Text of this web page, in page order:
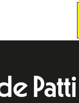
Patti